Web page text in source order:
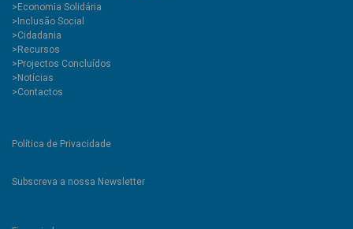
>Economia Solidária
>Inclusão Social
>Cidadania
>Recursos
>Projectos Concluídos
>Notícias
>Contactos
Política de Privacidade
Subscreva a nossa Newsletter